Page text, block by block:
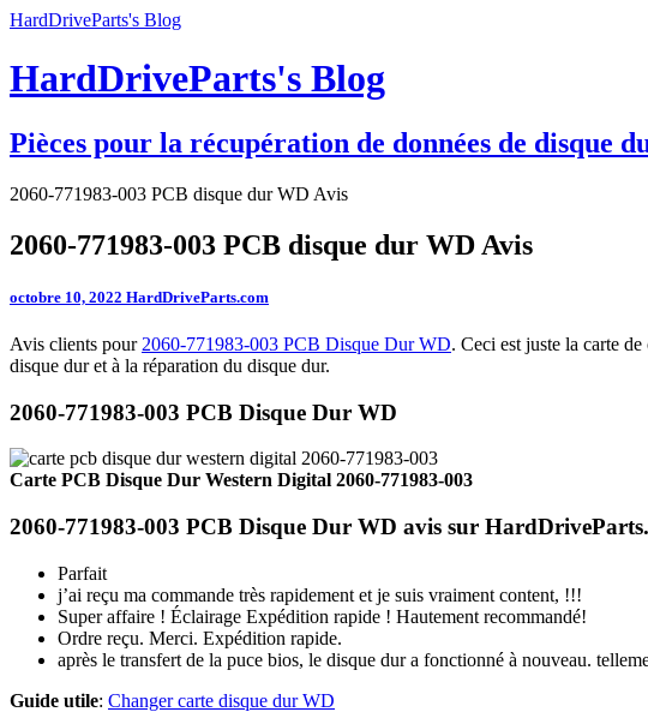
HardDriveParts's Blog
HardDriveParts's Blog
Pièces pour la récupération de données de disque
2060-771983-003 PCB disque dur WD Avis
2060-771983-003 PCB disque dur WD Avis
octobre 10, 2022 HardDriveParts.com
Avis clients pour 2060-771983-003 PCB Disque Dur WD. Ceci est juste la carte
disque dur et à la réparation du disque dur.
2060-771983-003 PCB Disque Dur WD
Carte PCB Disque Dur Western Digital 2060-771983-003
2060-771983-003 PCB Disque Dur WD avis sur
Parfait
j’ai reçu ma commande très rapidement et je suis vraiment content, !!!
Super affaire ! Éclairage Expédition rapide ! Hautement recommandé!
Ordre reçu. Merci. Expédition rapide.
après le transfert de la puce bios, le disque dur a fonctionné à nouveau.
Guide utile: Changer carte disque dur WD